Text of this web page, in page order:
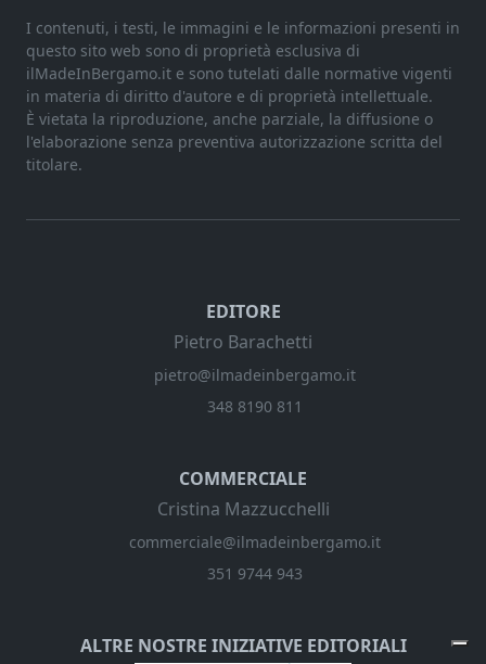
I contenuti, i testi, le immagini e le informazioni presenti in
questo sito web sono di proprietà esclusiva di
ilMadeInBergamo.it e sono tutelati dalle normative vigenti
in materia di diritto d'autore e di proprietà intellettuale.
È vietata la riproduzione, anche parziale, la diffusione o
l'elaborazione senza preventiva autorizzazione scritta del
titolare.
EDITORE
Pietro Barachetti
pietro@ilmadeinbergamo.it
348 8190 811
COMMERCIALE
Cristina Mazzucchelli
commerciale@ilmadeinbergamo.it
351 9744 943
ALTRE NOSTRE INIZIATIVE EDITORIALI